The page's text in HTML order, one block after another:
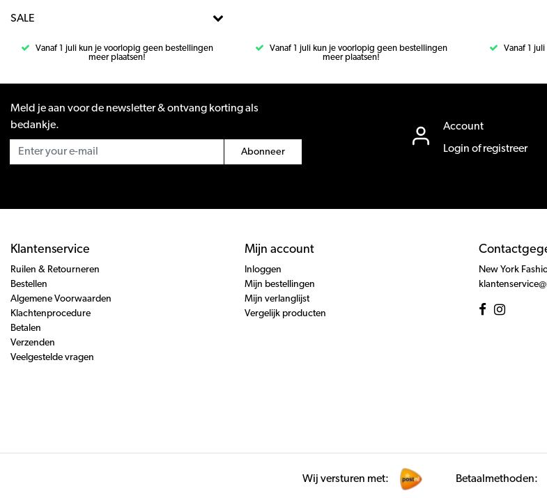
SALE
Vanaf 1 juli kun je voorlopig geen bestellingen
meer plaatsen!
Vanaf 1 juli kun je voorlopig geen bestellingen
meer plaatsen!
Vanaf 1
Meld je aan voor de newsletter & ontvang korting als
bedankje.
Abonneer
Account
Login of registreer
Klantenservice
Ruilen & Retourneren
Bestellen
Algemene Voorwaarden
Klachtenprocedure
Betalen
Verzenden
Veelgestelde vragen
Mijn account
Inloggen
Mijn bestellingen
Mijn verlanglijst
Vergelijk producten
New York
Wij versturen met: Betaalmethoden: